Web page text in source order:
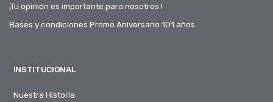
¡Tu opinión es importante para nosotros.!
Bases y condiciones Promo Aniversario 101 años
INSTITUCIONAL
Nuestra Historia